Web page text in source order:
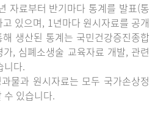
자료부터 반기마다 통계를 발표(통
있으며, 1년마다 원시자료를 공개
생산된 통계는 국민건강증진종합
, 심폐소생술 교육자료 개발, 관련
니다.
물과 원시자료는 모두 국가손상정
수 있습니다.